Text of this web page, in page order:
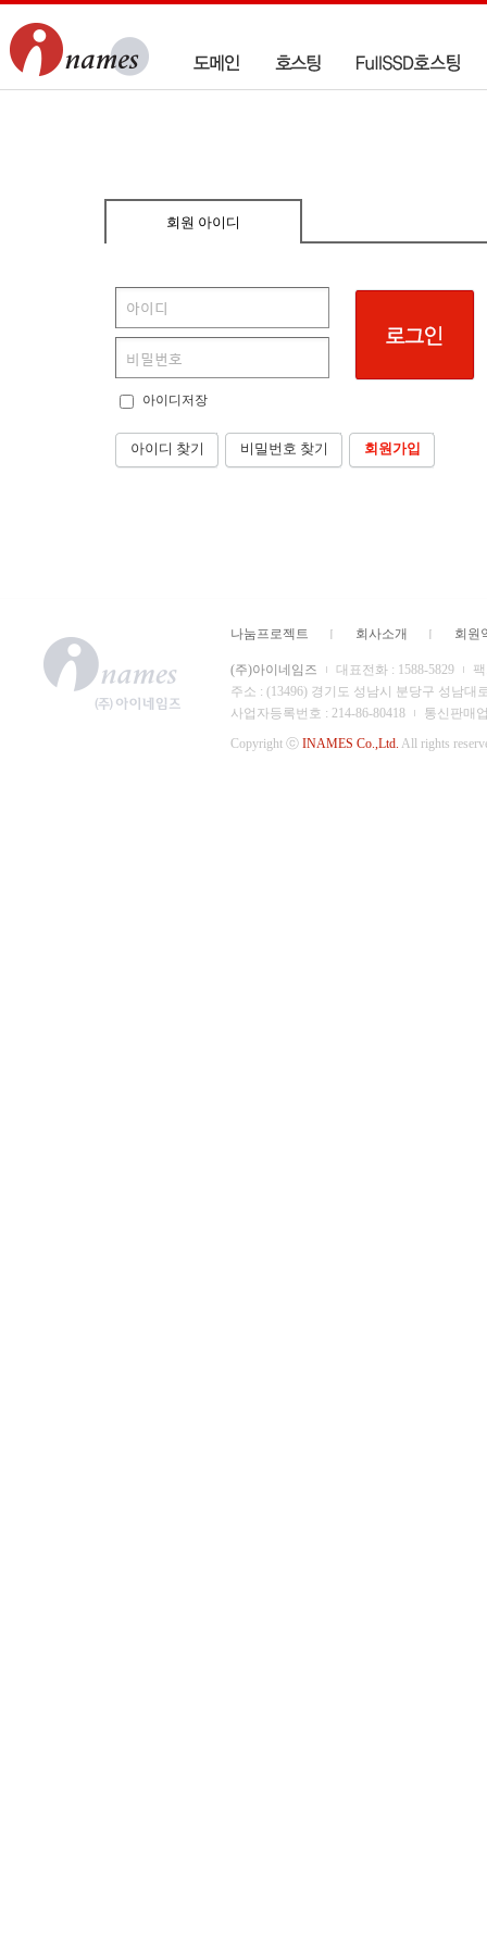
회원 아이디
아이디저장
아이디 찾기 비밀번호 찾기 회원가입
나눔프로젝트 회사소개 회원
(주)아이네임즈 대표전화 : 1588-5829
주소 : (13496) 경기도 성남시 분당구 성남대
사업자등록번호 : 214-86-80418
통신판매
Copyright ⓒ INAMES Co.,Ltd. All rights